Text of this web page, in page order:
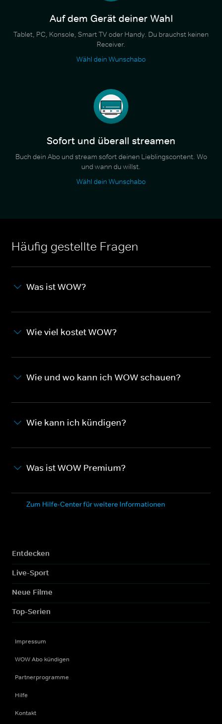
Auf dem Gerät deiner Wahl
Tablet, PC, Konsole, Smart TV oder Handy. Du brauchst keinen
Receiver.
Wähl dein Wunschabo
Sofort und überall streamen
Buch dein Abo und stream sofort deinen Lieblingscontent. Wo
und wann du willst.
Wähl dein Wunschabo
Häufig gestellte Fragen
Was ist WOW?
Wie viel kostet WOW?
Wie und wo kann ich WOW schauen?
Wie kann ich kündigen?
Was ist WOW Premium?
Zum Hilfe-Center für weitere Informationen
Entdecken
Live-Sport
Neue Filme
Top-Serien
Impressum
WOW Abo kündigen
Partnerprogramme
Hilfe
Kontakt